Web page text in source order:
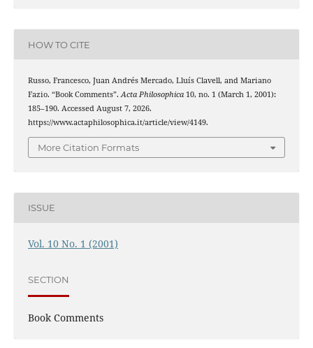
HOW TO CITE
Russo, Francesco, Juan Andrés Mercado, Lluís Clavell, and Mariano
Fazio. “Book Comments”.Acta Philosophica10, no. 1 (March 1, 2001):
185–190. Accessed August 7, 2026.
https://www.actaphilosophica.it/article/view/4149.
More Citation Formats
ISSUE
Vol. 10 No. 1 (2001)
SECTION
Book Comments